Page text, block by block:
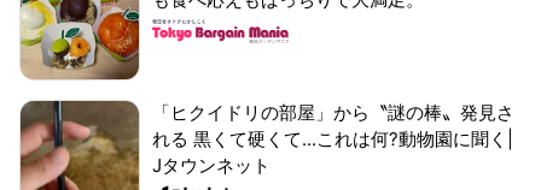
「ヒクイドリの部屋」から〝謎の棒〟発見さ
れる 黒くて硬くて...これは何?動物園に聞く|
Jタウンネット